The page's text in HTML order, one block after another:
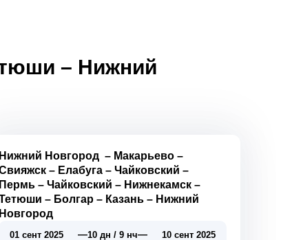
– Нижний
Нижний Новгород – Макарьево –
– Елабуга –Чайковский –
Пермь –Чайковский – Нижнекамск –
– Болгар – Казань – Нижний
Новгород
01 сент 2025 —10 дн / 9 нч— 10 сент 2025